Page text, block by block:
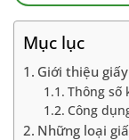
Mục lục
Giới thiệu
Thông số
Công
Những loại